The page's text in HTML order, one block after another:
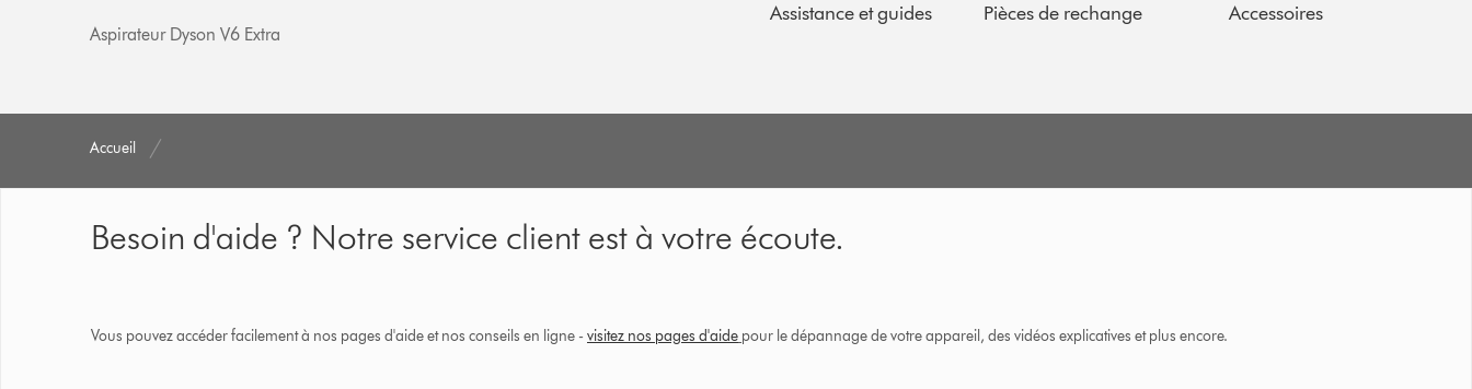
Aspirateur Dyson V6 Extra
Assistance et guides Pièces de rechange Accessoires
Accueil
Besoin d'aide ? Notre service client est à votre écoute.
Vous pouvez accéder facilement à nos pages d'aide et nos conseils en ligne - visitez nos pages d'aide pour le dépannage de votre appareil, des vidéos explicatives et plus encore.